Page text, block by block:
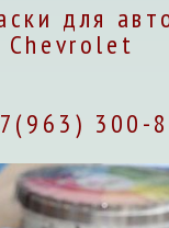
для
Chevrolet
300-